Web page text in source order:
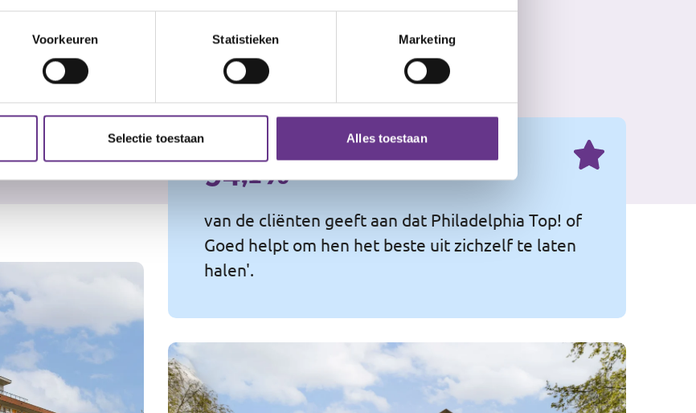
Voorkeuren Statistieken Marketing
Selectie toestaan Alles toestaan
van Fort
In de
Molenplas.
94,1%
van de cliënten geeft aan dat Philadelphia Top! of
Goed helpt om hen het beste uit zichzelf te laten
halen'.